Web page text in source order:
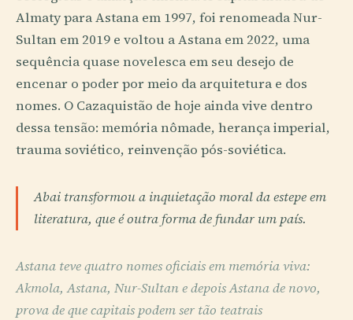
Almaty para Astana em 1997, foi renomeada Nur-
Sultan em 2019 e voltou a Astana em 2022, uma
sequência quase novelesca em seu desejo de
encenar o poder por meio da arquitetura e dos
nomes. O Cazaquistão de hoje ainda vive dentro
dessa tensão: memória nômade, herança imperial,
trauma soviético, reinvenção pós-soviética.
Abai transformou a inquietação moral da estepe em
literatura, que é outra forma de fundar um país.
Astana teve quatro nomes oficiais em memória viva:
Akmola, Astana, Nur-Sultan e depois Astana de novo,
prova de que capitais podem ser tão teatrais